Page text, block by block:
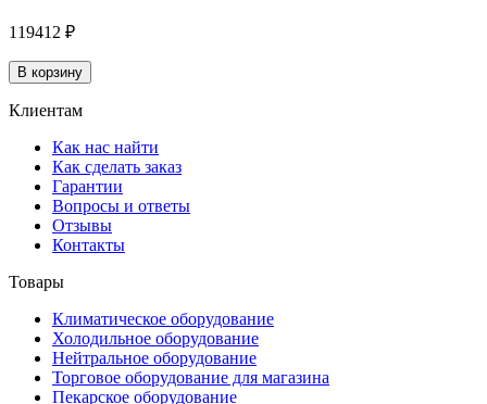
119412 ₽
В корзину
Клиентам
Как нас найти
Как сделать заказ
Гарантии
Вопросы и ответы
Отзывы
Контакты
Товары
Климатическое оборудование
Холодильное оборудование
Нейтральное оборудование
Торговое оборудование для магазина
Пекарское оборудование